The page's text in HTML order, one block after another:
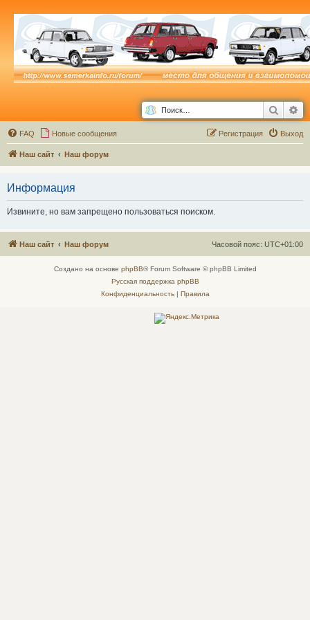
Поиск
FAQ Новые сообщения Выход
Регистрация
Наш сайт Наш форум
Информация
Извините, но вам запрещено пользоваться поиском.
Наш сайт Наш форум Часовой пояс: UTC+01:00
Создано на основе phpBB® Forum Software © phpBB Limited
Русская поддержка phpBB
Конфиденциальность| Правила